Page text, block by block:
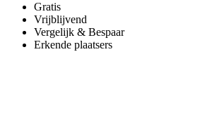
Gratis
Vrijblijvend
Vergelijk & Bespaar
Erkende plaatsers